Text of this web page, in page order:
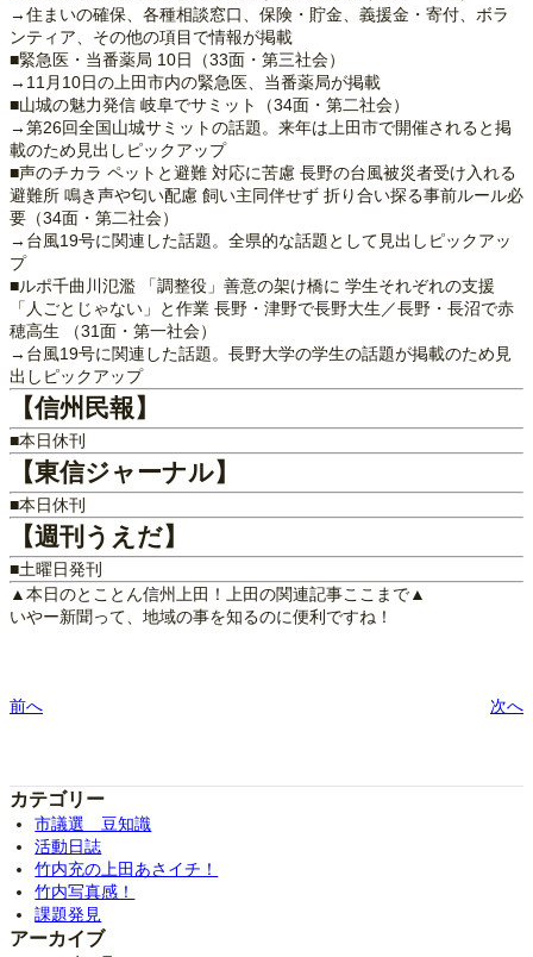
→住まいの確保、各種相談窓口、保険・貯金、義援金・寄付、ボラ
ンティア、その他の項目で情報が掲載
■緊急医・当番薬局 10日（33面・第三社会）
→11月10日の上田市内の緊急医、当番薬局が掲載
■山城の魅力発信 岐阜でサミット（34面・第二社会）
→第26回全国山城サミットの話題。来年は上田市で開催されると掲
載のため見出しピックアップ
■声のチカラ ペットと避難 対応に苦慮 長野の台風被災者受け入れる
避難所 鳴き声や匂い配慮 飼い主同伴せず 折り合い探る事前ルール必
要（34面・第二社会）
→台風19号に関連した話題。全県的な話題として見出しピックアッ
プ
■ルポ千曲川氾濫 「調整役」善意の架け橋に 学生それぞれの支援
「人ごとじゃない」と作業 長野・津野で長野大生／長野・長沼で赤
穂高生 （31面・第一社会）
→台風19号に関連した話題。長野大学の学生の話題が掲載のため見
出しピックアップ
【信州民報】
■本日休刊
【東信ジャーナル】
■本日休刊
【週刊うえだ】
■土曜日発刊
▲本日のとことん信州上田！上田の関連記事ここまで▲
いやー新聞って、地域の事を知るのに便利ですね！
前へ 次へ
カテゴリー
市議選 豆知識
活動日誌
竹内充の上田あさイチ！
竹内写真感！
課題発見
アーカイブ